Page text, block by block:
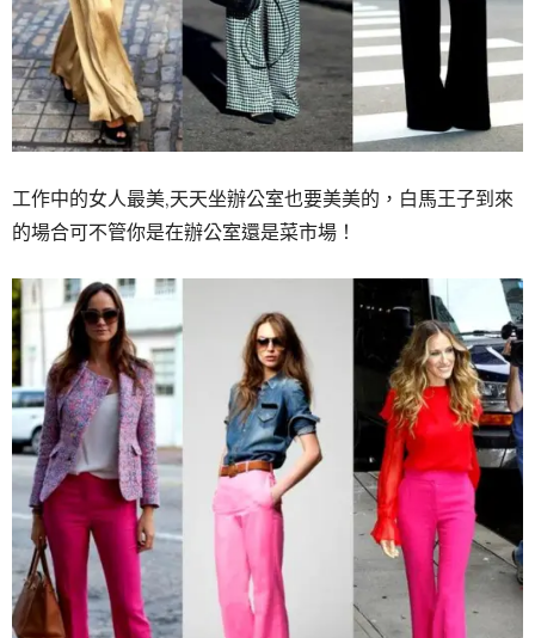
工作中的女人最美,天天坐辦公室也要美美的，白馬王子到來
的場合可不管你是在辦公室還是菜市場！